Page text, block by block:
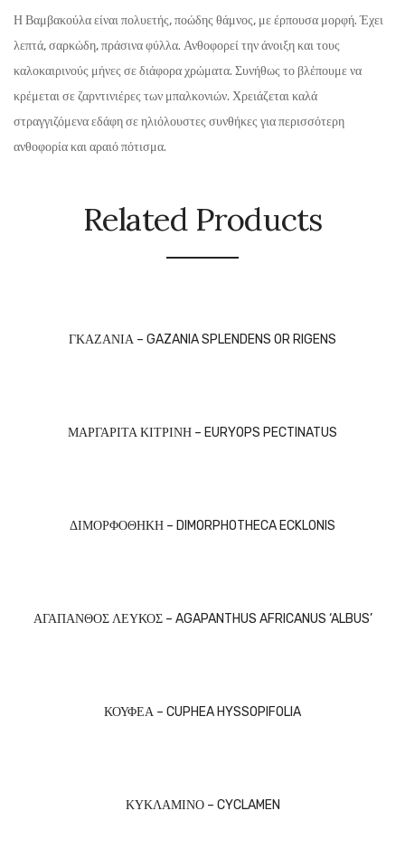
Η Βαμβακούλα είναι πολυετής, ποώδης θάμνος, με έρπουσα μορφή. Έχει
λεπτά, σαρκώδη, πράσινα φύλλα. Ανθοφορεί την άνοιξη και τους
καλοκαιρινούς μήνες σε διάφορα χρώματα. Συνήθως το βλέπουμε να
κρέμεται σε ζαρντινιέρες των μπαλκονιών. Χρειάζεται καλά
στραγγιζόμενα εδάφη σε ηλιόλουστες συνθήκες για περισσότερη
ανθοφορία και αραιό πότισμα.
Related Products
ΓΚΑΖΑΝΙΑ – GAZANIA SPLENDENS OR RIGENS
ΜΑΡΓΑΡΙΤΑ ΚΙΤΡΙΝΗ – EURYOPS PECTINATUS
ΔΙΜΟΡΦΟΘΗΚΗ – DIMORPHOTHECA ECKLONIS
ΑΓΑΠΑΝΘΟΣ ΛΕΥΚΟΣ – AGAPANTHUS AFRICANUS ‘ALBUS’
ΚΟΥΦΕΑ – CUPHEA HYSSOPIFOLIA
ΚΥΚΛΑΜΙΝΟ – CYCLAMEN